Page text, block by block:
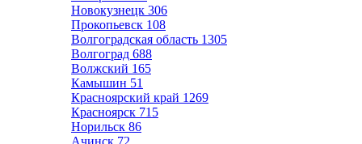
Новокузнецк 306
Прокопьевск 108
Волгоградская область 1305
Волгоград 688
Волжский 165
Камышин 51
Красноярский край 1269
Красноярск 715
Норильск 86
Ачинск 72